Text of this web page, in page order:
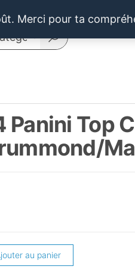
Merci pour ta
Top
au panier